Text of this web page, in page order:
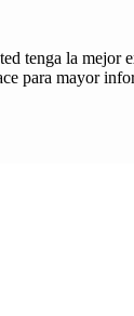
tenga la mejor
para mayor